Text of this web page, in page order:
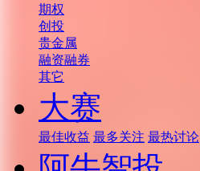
期权
创投
贵金属
融资融券
其它
大赛
最佳收益 最多关注 最热讨论